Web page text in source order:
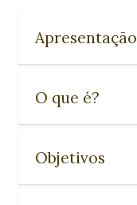
Apresentação
O que é?
Objetivos